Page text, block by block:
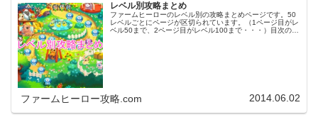
レベル別攻略まとめ
ファームヒーローのレベル別の攻略まとめページです。50
レベルごとにページが区切られています。（1ページ目がレ
ベル50まで、2ページ目がレベル100まで・・・）目次のリ
ファームヒーロー攻略.com 2014.06.02